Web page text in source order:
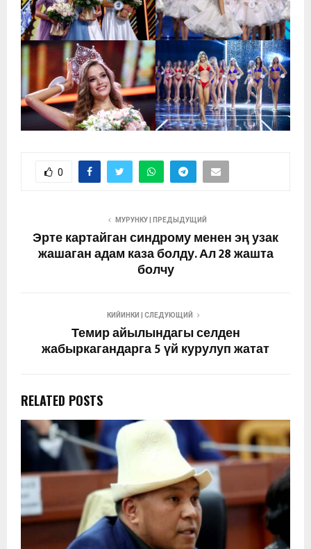
0
МУРУНКУ | ПРЕДЫДУЩИЙ
Эрте картайган синдрому менен эң узак
жашаган адам каза болду. Ал 28 жашта
болчу
КИЙИНКИ | СЛЕДУЮЩИЙ
Темир айылындагы селден
жабыркагандарга 5 үй курулуп жатат
RELATED POSTS